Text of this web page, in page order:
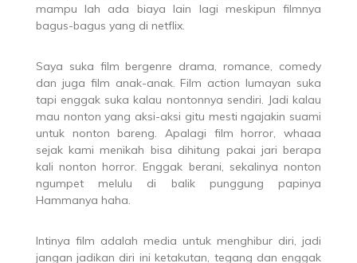
mampu lah ada biaya lain lagi meskipun filmnya
bagus-bagus yang di netflix.
Saya suka film bergenre drama, romance, comedy
dan juga film anak-anak. Film action lumayan suka
tapi enggak suka kalau nontonnya sendiri. Jadi kalau
mau nonton yang aksi-aksi gitu mesti ngajakin suami
untuk nonton bareng. Apalagi film horror, whaaa
sejak kami menikah bisa dihitung pakai jari berapa
kali nonton horror. Enggak berani, sekalinya nonton
ngumpet melulu di balik punggung papinya
Hammanya haha.
Intinya film adalah media untuk menghibur diri, jadi
jangan jadikan diri ini ketakutan, tegang dan enggak